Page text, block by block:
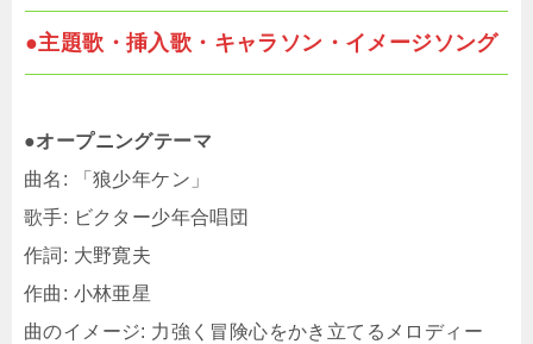
●主題歌・挿入歌・キャラソン・イメージソング
●オープニングテーマ
曲名: 「狼少年ケン」
歌手: ビクター少年合唱団
作詞: 大野寛夫
作曲: 小林亜星
曲のイメージ: 力強く冒険心をかき立てるメロディー